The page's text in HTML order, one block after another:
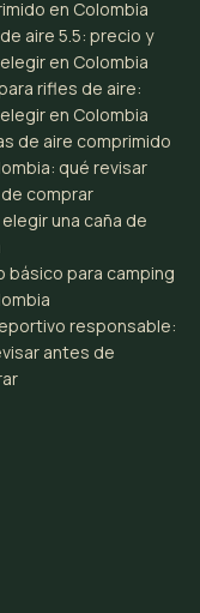
en Colombia
aire 5.5: precio y
en Colombia
rifles de aire:
en Colombia
de aire comprimido
qué revisar
comprar
una caña de
básico para camping
responsable:
antes de